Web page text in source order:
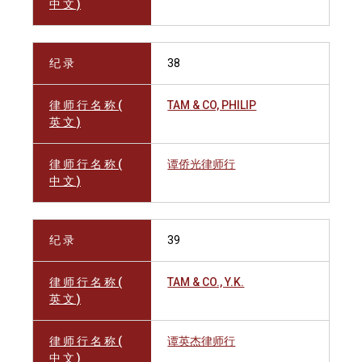
中 文 )
纪 录 38
律 师 行 名 称 (
英 文 )
TAM & CO, PHILIP
律 师 行 名 称 (
中 文 )
谭侨光律师行
纪 录 39
律 师 行 名 称 (
英 文 )
TAM & CO., Y.K.
律 师 行 名 称 (
中 文 )
谭英杰律师行